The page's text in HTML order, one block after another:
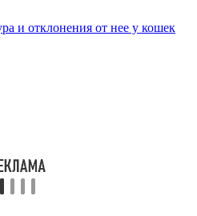
и отклонения от нее у кошек